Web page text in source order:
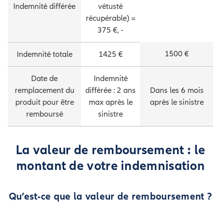
Indemnité différée
vétusté
récupérable) =
375 €, -
Indemnité totale 1425 € 1500 €
Date de
remplacement du
produit pour être
remboursé
Indemnité
différée : 2 ans
max après le
sinistre
Dans les 6 mois
après le sinistre
La valeur de remboursement : le
montant de votre indemnisation
Qu’est-ce que la valeur de remboursement ?